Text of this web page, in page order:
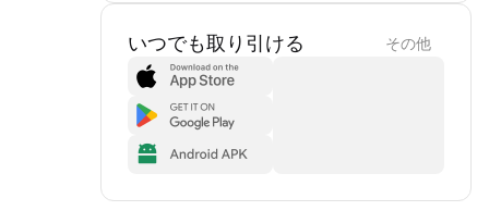
いつでも取り引ける その他